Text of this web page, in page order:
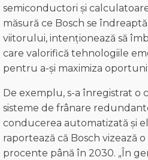
semiconductori și
măsură ce Bosch se
viitorului, intenționează să
care valorifică tehnologiile
pentru a-și maximiza
De exemplu, s-a înregistrat o
sisteme de frânare
conducerea automatizată și
raportează că Bosch vizează
procente până în 2030. „În